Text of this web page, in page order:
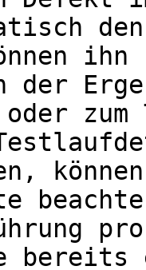
der
oder